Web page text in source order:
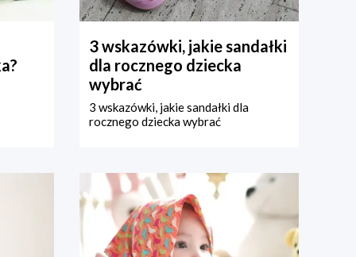
3 wskazówki, jakie sandałki
dla rocznego dziecka
wybrać
3 wskazówki, jakie sandałki dla
rocznego dziecka wybrać